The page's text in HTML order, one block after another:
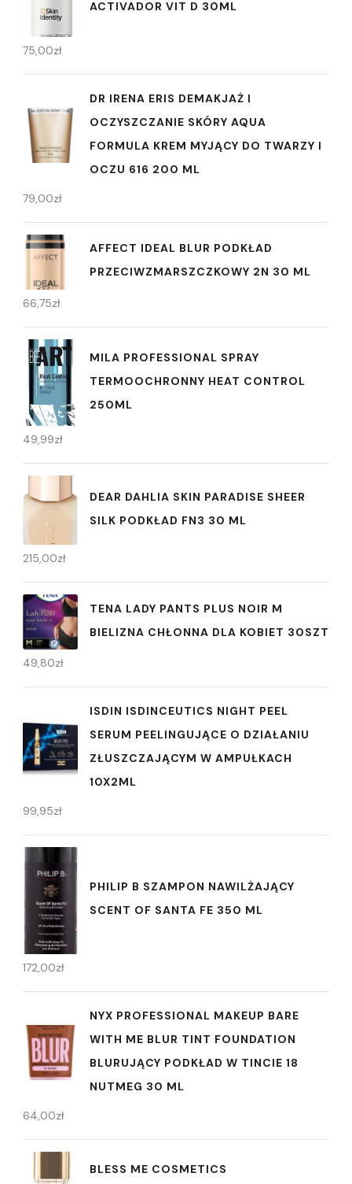
ACTIVADOR VIT D 30ML
75,00zł
DR IRENA ERIS DEMAKJAŻ I
OCZYSZCZANIE SKÓRY AQUA
FORMULA KREM MYJĄCY DO TWARZY I
OCZU 616 200 ML
79,00zł
AFFECT IDEAL BLUR PODKŁAD
PRZECIWZMARSZCZKOWY 2N 30 ML
66,75zł
MILA PROFESSIONAL SPRAY
TERMOOCHRONNY HEAT CONTROL
250ML
49,99zł
DEAR DAHLIA SKIN PARADISE SHEER
SILK PODKŁAD FN3 30 ML
215,00zł
TENA LADY PANTS PLUS NOIR M
BIELIZNA CHŁONNA DLA KOBIET 30SZT
49,80zł
ISDIN ISDINCEUTICS NIGHT PEEL
SERUM PEELINGUJĄCE O DZIAŁANIU
ZŁUSZCZAJĄCYM W AMPUŁKACH
10X2ML
99,95zł
PHILIP B SZAMPON NAWILŻAJĄCY
SCENT OF SANTA FE 350 ML
172,00zł
NYX PROFESSIONAL MAKEUP BARE
WITH ME BLUR TINT FOUNDATION
BLURUJĄCY PODKŁAD W TINCIE 18
NUTMEG 30 ML
64,00zł
BLESS ME COSMETICS